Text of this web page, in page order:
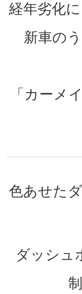
経年劣化
新車の
「カーメ
色あせた
ダッシュ